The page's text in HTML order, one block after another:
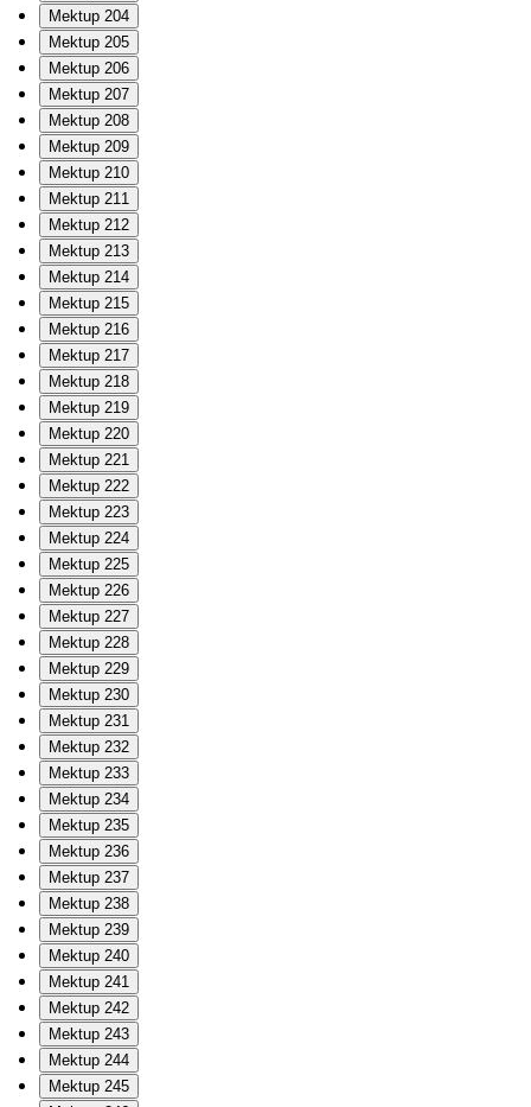
Mektup 204
Mektup 205
Mektup 206
Mektup 207
Mektup 208
Mektup 209
Mektup 210
Mektup 211
Mektup 212
Mektup 213
Mektup 214
Mektup 215
Mektup 216
Mektup 217
Mektup 218
Mektup 219
Mektup 220
Mektup 221
Mektup 222
Mektup 223
Mektup 224
Mektup 225
Mektup 226
Mektup 227
Mektup 228
Mektup 229
Mektup 230
Mektup 231
Mektup 232
Mektup 233
Mektup 234
Mektup 235
Mektup 236
Mektup 237
Mektup 238
Mektup 239
Mektup 240
Mektup 241
Mektup 242
Mektup 243
Mektup 244
Mektup 245